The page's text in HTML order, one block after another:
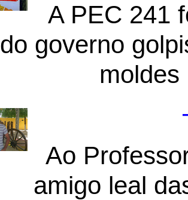
A PEC 241
do governo
Ao
amigo leal